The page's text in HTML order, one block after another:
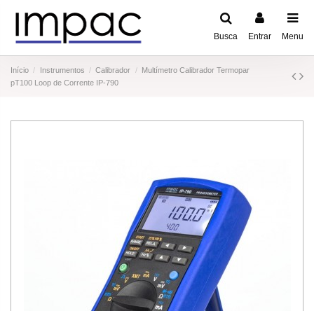
Busca Entrar Menu
Início Instrumentos Calibrador
Multímetro Calibrador Termopar
pT100 Loop de Corrente IP-790